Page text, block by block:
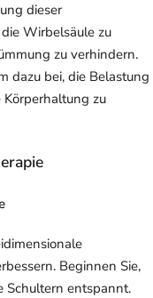
dieser
Wirbelsäule zu
zu verhindern.
dazu bei, die Belastung
zu
Beginnen Sie,
Schultern entspannt.